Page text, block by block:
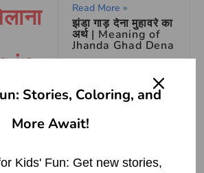
in
Read More »
झंडा गाड़ देना मुहावरे का
अर्थ | Meaning of
Jhanda Ghad Dena
जगत का पर्यायवाची शब्द
(Synonyms of जगत
in Hindi)
Stories, Coloring, and
More Await!
Kids' Fun: Get new stories,